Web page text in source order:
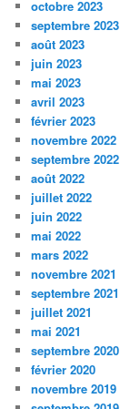
octobre 2023
septembre 2023
août 2023
juin 2023
mai 2023
avril 2023
février 2023
novembre 2022
septembre 2022
août 2022
juillet 2022
juin 2022
mai 2022
mars 2022
novembre 2021
septembre 2021
juillet 2021
mai 2021
septembre 2020
février 2020
novembre 2019